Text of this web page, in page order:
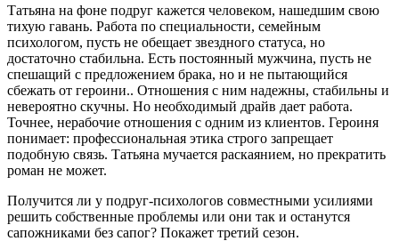
Татьяна на фоне подруг кажется человеком, нашедшим свою
тихую гавань. Работа по специальности, семейным
психологом, пусть не обещает звездного статуса, но
достаточно стабильна. Есть постоянный мужчина, пусть не
спешащий с предложением брака, но и не пытающийся
сбежать от героини.. Отношения с ним надежны, стабильны и
невероятно скучны. Но необходимый драйв дает работа.
Точнее, нерабочие отношения с одним из клиентов. Героиня
понимает: профессиональная этика строго запрещает
подобную связь. Татьяна мучается раскаянием, но прекратить
роман не может.
Получится ли у подруг-психологов совместными усилиями
решить собственные проблемы или они так и останутся
сапожниками без сапог? Покажет третий сезон.